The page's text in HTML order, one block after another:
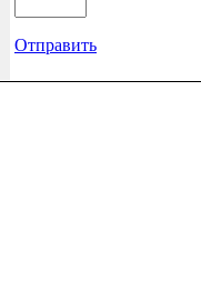
Отправить